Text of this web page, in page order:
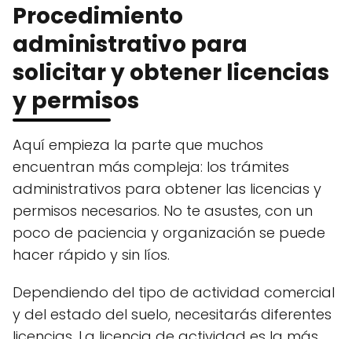
Procedimiento
administrativo para
solicitar y obtener licencias
y permisos
Aquí empieza la parte que muchos
encuentran más compleja: los trámites
administrativos para obtener las licencias y
permisos necesarios. No te asustes, con un
poco de paciencia y organización se puede
hacer rápido y sin líos.
Dependiendo del tipo de actividad comercial
y del estado del suelo, necesitarás diferentes